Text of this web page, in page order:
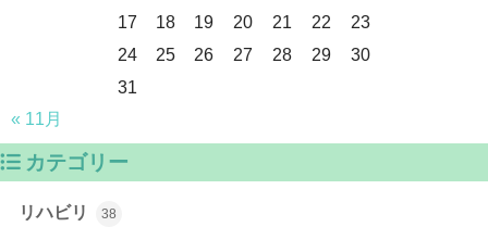
17
18 19 20 21 22
23
24
25 26 27 28 29
30
31
« 11月
カテゴリー
リハビリ 38